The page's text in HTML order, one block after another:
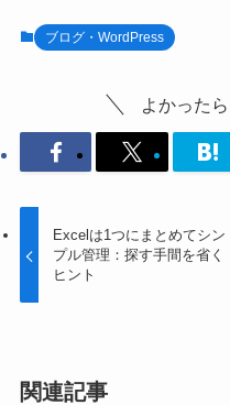
ブログ・WordPress
よかった
Excelは1つにまとめてシン
プル管理：探す手間を省く
ヒント
関連記事